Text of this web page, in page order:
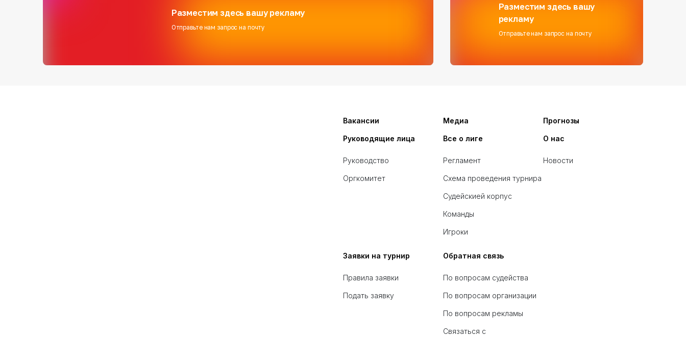
Разместим здесь вашу рекламу
Отправьте нам запрос на почту
Разместим здесь вашу
рекламу
Отправьте нам запрос на почту
Все о лиге
Регламент
Схема проведения турнира
Судейскией корпус
Команды
Игроки
Заявки на турнир
Правила заявки
Подать заявку
Медиа Прогнозы
О нас
Новости
Вакансии
Руководящие лица
Руководство
Оргкомитет
Обратная связь
По вопросам судейства
По вопросам организации
По вопросам рекламы
Связаться с